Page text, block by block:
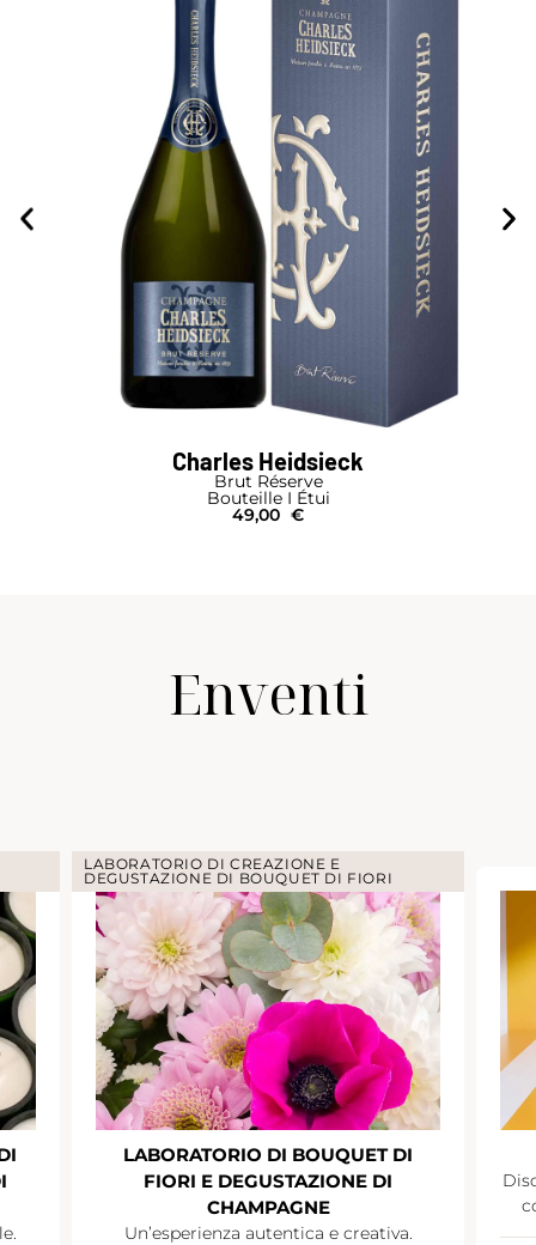
Charles Heidsieck
Brut Réserve
Bouteille I Étui
49,00 €
Enventi
LABORATORIO DI CREAZIONE E
DEGUSTAZIONE DI BOUQUET DI FIORI
LABORATORIO DI BOUQUET DI
FIORI E DEGUSTAZIONE DI
CHAMPAGNE
Un’esperienza autentica e creativa.